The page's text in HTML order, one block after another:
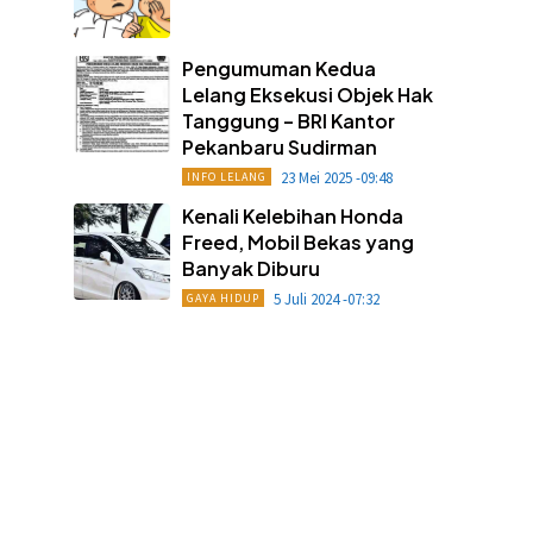
Pengumuman Kedua
Lelang Eksekusi Objek Hak
Tanggung – BRI Kantor
Pekanbaru Sudirman
INFO LELANG 23 Mei 2025 -09:48
Kenali Kelebihan Honda
Freed, Mobil Bekas yang
Banyak Diburu
GAYA HIDUP 5 Juli 2024 -07:32